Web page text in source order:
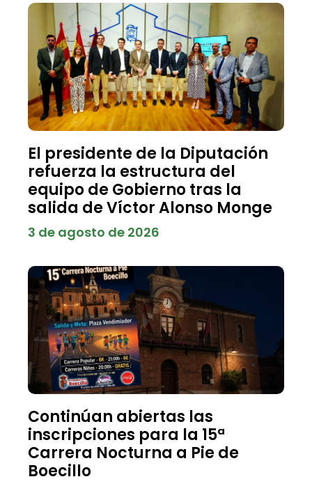
El presidente de la Diputación
refuerza la estructura del
equipo de Gobierno tras la
salida de Víctor Alonso Monge
3 de agosto de 2026
Continúan abiertas las
inscripciones para la 15ª
Carrera Nocturna a Pie de
Boecillo